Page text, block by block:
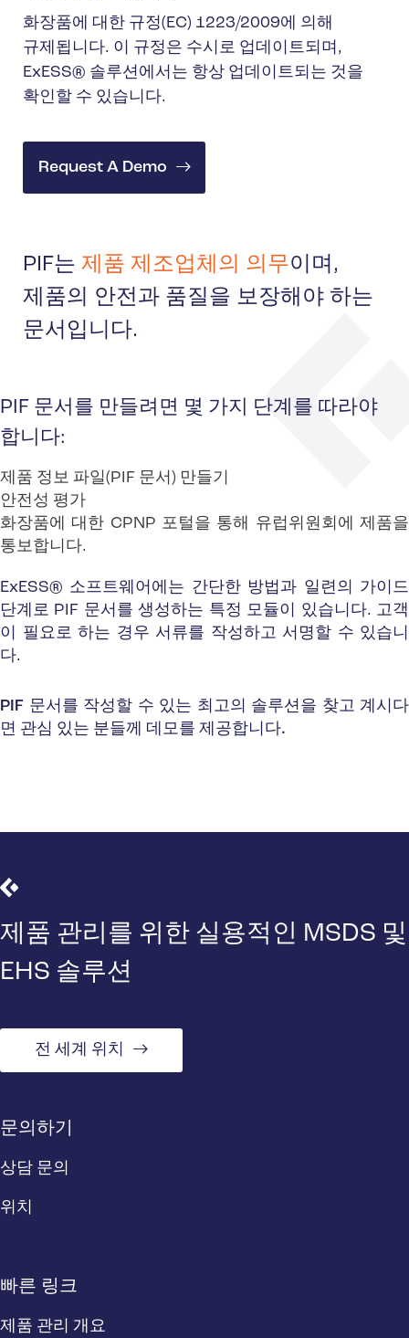
화장품에 대한 규정(EC) 1223/2009에 의해
규제됩니다. 이 규정은 수시로 업데이트되며,
ExESS® 솔루션에서는 항상 업데이트되는 것을
확인할 수 있습니다.
Request A Demo
PIF는 제품 제조업체의 의무이며,
제품의 안전과 품질을 보장해야 하는
문서입니다.
PIF 문서를 만들려면 몇 가지 단계를 따라야
합니다:
제품 정보 파일(PIF 문서) 만들기
안전성 평가
화장품에 대한 CPNP 포털을 통해 유럽위원회에 제품을
통보합니다.
ExESS® 소프트웨어에는 간단한 방법과 일련의 가이드
단계로 PIF 문서를 생성하는 특정 모듈이 있습니다. 고객
이 필요로 하는 경우 서류를 작성하고 서명할 수 있습니
다.
PIF 문서를 작성할 수 있는 최고의 솔루션을 찾고 계시다
면 관심 있는 분들께 데모를 제공합니다.
제품 관리를 위한 실용적인 MSDS 및
EHS 솔루션
전 세계 위치
문의하기
상담 문의
위치
빠른 링크
제품 관리 개요